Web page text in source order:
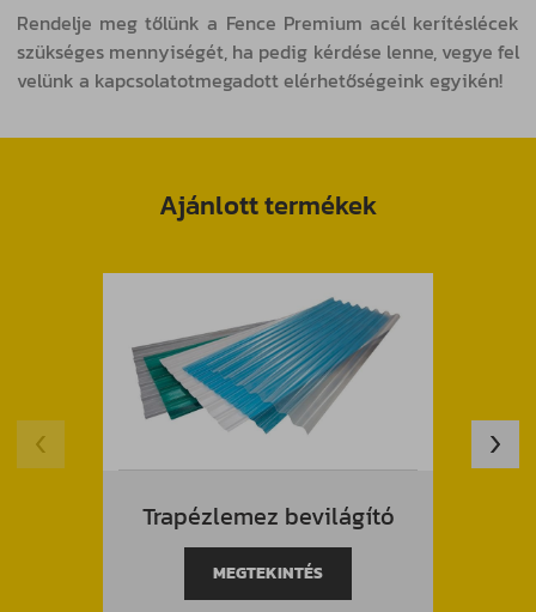
Rendelje meg tőlünk a Fence Premium acél kerítéslécek
szükséges mennyiségét, ha pedig kérdése lenne, vegye fel
velünk a kapcsolatotmegadott elérhetőségeink egyikén!
Ajánlott termékek
Trapézlemez bevilágító
MEGTEKINTÉS